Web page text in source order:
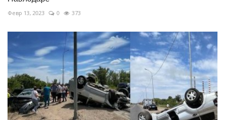
Февр 13, 2023 0 373